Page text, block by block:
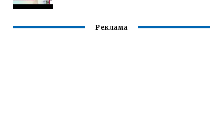
Реклама